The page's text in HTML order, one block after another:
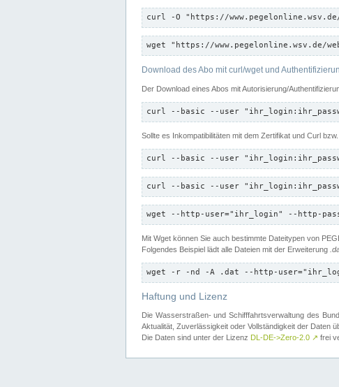
curl -O "https://www.pegelonline.wsv.de/
wget "https://www.pegelonline.wsv.de/
Download des Abo mit curl/wget und
Der Download eines Abos mit Autorisierung/
curl --basic --user
Sollte es Inkompatibilitäten mit dem Zertifikat und Curl
curl --basic --user
curl --basic --user
wget --http-user="ihr_login" --http-
Mit Wget können Sie auch bestimmte Dateitypen von
Folgendes Beispiel lädt alle Dateien mit der Erweiterung
wget -r -nd -A .dat --http-
Haftung und Lizenz
Die Wasserstraßen- und Schifffahrtsverwaltung des
Aktualität, Zuverlässigkeit oder Vollständigkeit der Daten
Die Daten sind unter der Lizenz DL-DE->Zero-2.0 ↗ frei